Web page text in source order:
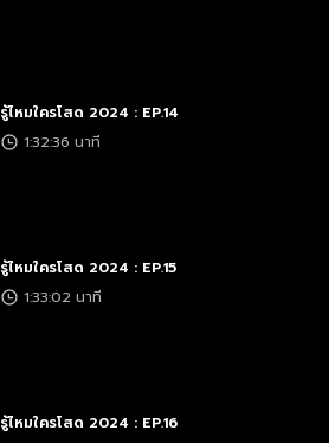
รู้ไหมใครโสด 2024 : EP.14
1:32:36 นาที
รู้ไหมใครโสด 2024 : EP.15
1:33:02 นาที
รู้ไหมใครโสด 2024 : EP.16